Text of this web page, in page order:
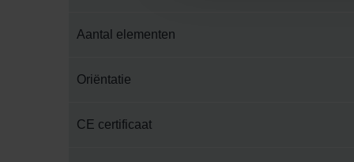
Aantal elementen
Oriëntatie
CE certificaat